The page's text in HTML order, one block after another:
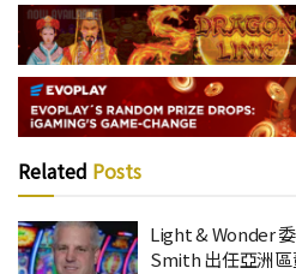
Related Posts
Light & Wonder
Smith 出任亞洲